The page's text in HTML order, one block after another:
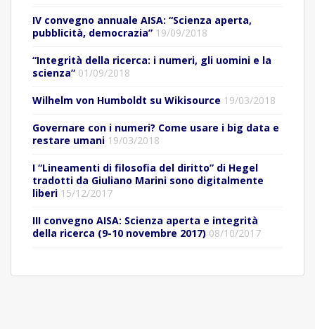
IV convegno annuale AISA: “Scienza aperta,
pubblicità, democrazia” 19/09/2018
“Integrità della ricerca: i numeri, gli uomini e la
scienza” 01/09/2018
Wilhelm von Humboldt su Wikisource 19/03/2018
Governare con i numeri? Come usare i big data e
restare umani 19/03/2018
I “Lineamenti di filosofia del diritto” di Hegel
tradotti da Giuliano Marini sono digitalmente
liberi 15/12/2017
III convegno AISA: Scienza aperta e integrità
della ricerca (9-10 novembre 2017) 08/10/2017